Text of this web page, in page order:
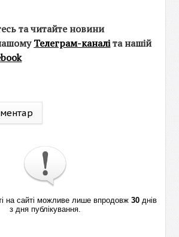
та читайте новини
Телеграм-каналіта нашій
на сайті можливе лише впродовж 30днів
з дня публікування.